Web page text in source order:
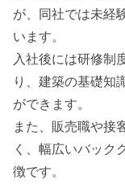
が、同社では未経
います。
入社後には研修制
り、建築の基礎知
ができます。
また、販売職や接
く、幅広いバック
徴です。